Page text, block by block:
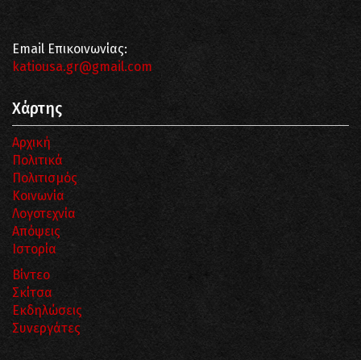
Email Επικοινωνίας:
katiousa.gr@gmail.com
Χάρτης
Αρχική
Πολιτικά
Πολιτισμός
Κοινωνία
Λογοτεχνία
Απόψεις
Ιστορία
Βίντεο
Σκίτσα
Εκδηλώσεις
Συνεργάτες